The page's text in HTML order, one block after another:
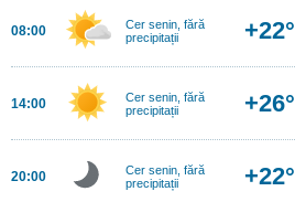
08:00
Cer senin, fără
precipitații
+22°
14:00
Cer senin, fără
precipitații
+26°
20:00
Cer senin, fără
precipitații
+22°